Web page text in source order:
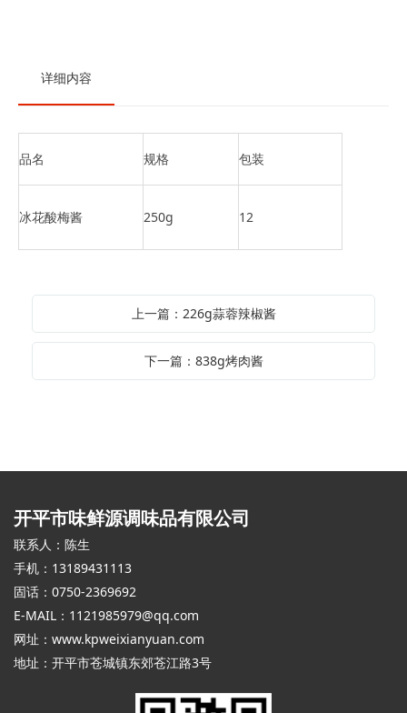
详细内容
品名 规格 包装
冰花酸梅酱 250g 12
上一篇：226g蒜蓉辣椒酱
下一篇：838g烤肉酱
开平市味鲜源调味品有限公司
联系人：陈生
手机：13189431113
固话：0750-2369692
E-MAIL：1121985979@qq.com
网址： www.kpweixianyuan.com
地址：开平市苍城镇东郊苍江路3号